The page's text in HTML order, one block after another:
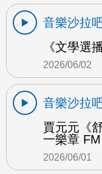
音樂沙拉
《文學選
2026/06/02
音樂沙拉
賈元元《
一樂章
2026/06/01